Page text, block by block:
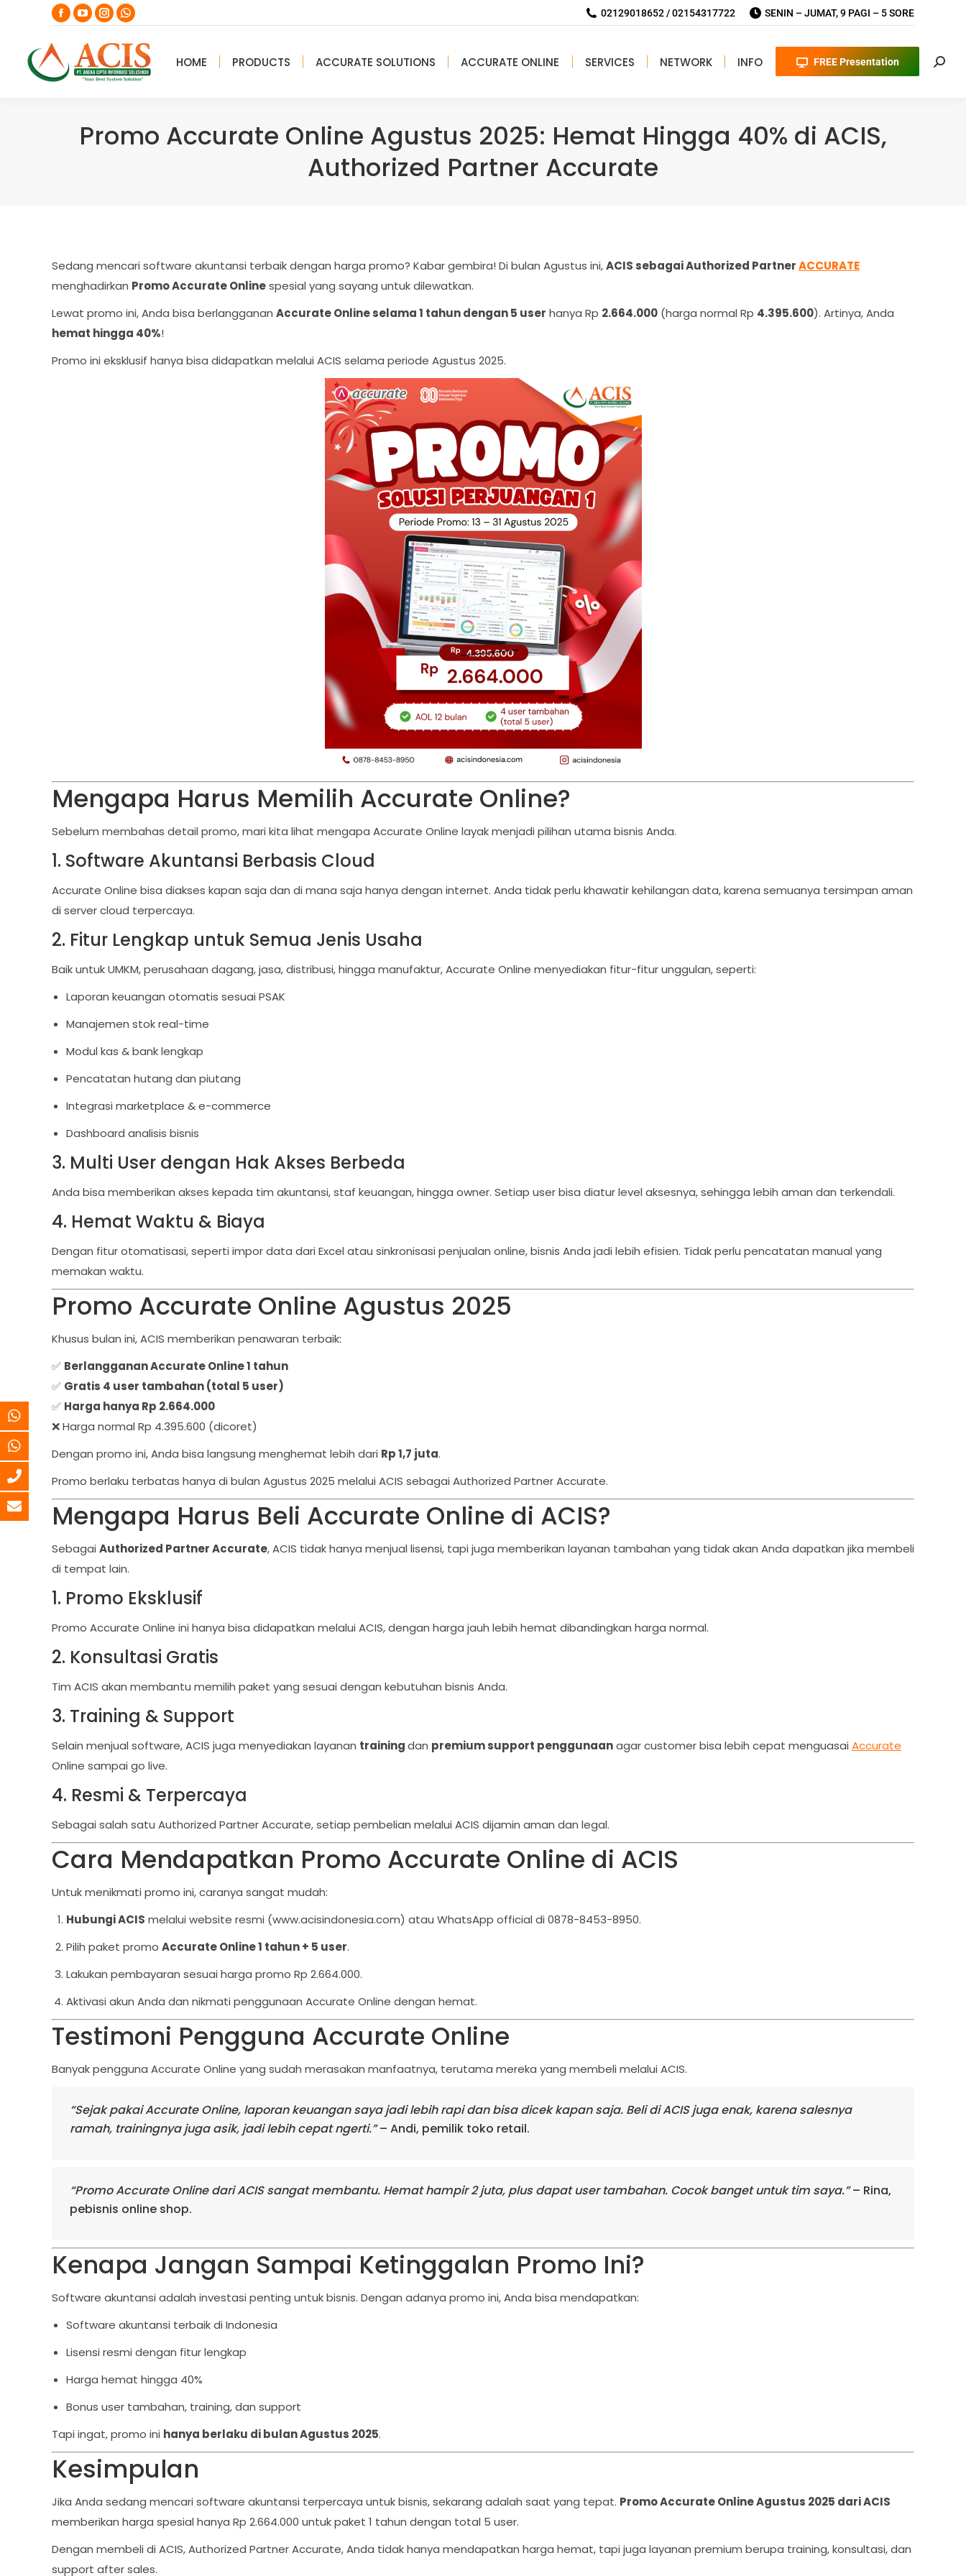
Facebook
page
opens
in
YouTube
page
opens
in
Instagram
page
opens
in
Whatsapp
page
opens
in
02129018652 / 02154317722 SENIN – JUMAT, 9 PAGI – 5 SORE
HOME PRODUCTS ACCURATE SOLUTIONS ACCURATE ONLINE SERVICES NETWORK INFO FREE Presentation
Promo Accurate Online Agustus 2025: Hemat Hingga 40% di ACIS,
Authorized Partner Accurate
Sedang mencari software akuntansi terbaik dengan harga promo? Kabar gembira! Di bulan Agustus ini,ACIS sebagai Authorized PartnerACCURATE
menghadirkan Promo Accurate Onlinespesial yang sayang untuk dilewatkan.
Lewat promo ini, Anda bisa berlangganan Accurate Online selama 1 tahun dengan 5 user hanya Rp 2.664.000 (harga normal Rp 4.395.600). Artinya, Anda
hemat hingga 40%!
Promo ini eksklusif hanya bisa didapatkan melalui ACIS selama periode Agustus 2025.
Mengapa Harus Memilih Accurate Online?
Sebelum membahas detail promo, mari kita lihat mengapa Accurate Online layak menjadi pilihan utama bisnis Anda.
1. Software Akuntansi Berbasis Cloud
Accurate Online bisa diakses kapan saja dan di mana saja hanya dengan internet. Anda tidak perlu khawatir kehilangan data, karena semuanya tersimpan aman
di server cloud terpercaya.
2. Fitur Lengkap untuk Semua Jenis Usaha
Baik untuk UMKM, perusahaan dagang, jasa, distribusi, hingga manufaktur, Accurate Online menyediakan fitur-fitur unggulan, seperti:
Laporan keuangan otomatis sesuai PSAK
Manajemen stok real-time
Modul kas & bank lengkap
Pencatatan hutang dan piutang
Integrasi marketplace & e-commerce
Dashboard analisis bisnis
3. Multi User dengan Hak Akses Berbeda
Anda bisa memberikan akses kepada tim akuntansi, staf keuangan, hingga owner. Setiap user bisa diatur level aksesnya, sehingga lebih aman dan terkendali.
4. Hemat Waktu & Biaya
Dengan fitur otomatisasi, seperti impor data dari Excel atau sinkronisasi penjualan online, bisnis Anda jadi lebih efisien. Tidak perlu pencatatan manual yang
memakan waktu.
Promo Accurate Online Agustus 2025
Khusus bulan ini, ACIS memberikan penawaran terbaik:
✅ Berlangganan Accurate Online 1 tahun
✅ Gratis 4 user tambahan (total 5 user)
✅ Harga hanya Rp 2.664.000
❌ Harga normal Rp 4.395.600 (dicoret)
Dengan promo ini, Anda bisa langsung menghemat lebih dari Rp 1,7 juta.
Promo berlaku terbatas hanya di bulan Agustus 2025 melalui ACIS sebagai Authorized Partner Accurate.
Mengapa Harus Beli Accurate Online di ACIS?
Sebagai Authorized Partner Accurate, ACIS tidak hanya menjual lisensi, tapi juga memberikan layanan tambahan yang tidak akan Anda dapatkan jika membeli
di tempat lain.
1. Promo Eksklusif
Promo Accurate Online ini hanya bisa didapatkan melalui ACIS, dengan harga jauh lebih hemat dibandingkan harga normal.
2. Konsultasi Gratis
Tim ACIS akan membantu memilih paket yang sesuai dengan kebutuhan bisnis Anda.
3. Training & Support
Selain menjual software, ACIS juga menyediakan layanan trainingdan premium support penggunaanagar customer bisa lebih cepat menguasai Accurate
Online sampai go live.
4. Resmi & Terpercaya
Sebagai salah satu Authorized Partner Accurate, setiap pembelian melalui ACIS dijamin aman dan legal.
Cara Mendapatkan Promo Accurate Online di ACIS
Untuk menikmati promo ini, caranya sangat mudah:
Hubungi ACIS melalui website resmi (www.acisindonesia.com) atau WhatsApp official di 0878-8453-8950.
Pilih paket promo Accurate Online 1 tahun + 5 user.
Lakukan pembayaran sesuai harga promo Rp 2.664.000.
Aktivasi akun Anda dan nikmati penggunaan Accurate Online dengan hemat.
Testimoni Pengguna Accurate Online
Banyak pengguna Accurate Online yang sudah merasakan manfaatnya, terutama mereka yang membeli melalui ACIS.
“Sejak pakai Accurate Online, laporan keuangan saya jadi lebih rapi dan bisa dicek kapan saja. Beli di ACIS juga enak, karena salesnya
ramah, trainingnya juga asik, jadi lebih cepat ngerti.”– Andi, pemilik toko retail.
“Promo Accurate Online dari ACIS sangat membantu. Hemat hampir 2 juta, plus dapat user tambahan. Cocok banget untuk tim saya.”– Rina,
pebisnis online shop.
Kenapa Jangan Sampai Ketinggalan Promo Ini?
Software akuntansi adalah investasi penting untuk bisnis. Dengan adanya promo ini, Anda bisa mendapatkan:
Software akuntansi terbaik di Indonesia
Lisensi resmi dengan fitur lengkap
Harga hemat hingga 40%
Bonus user tambahan, training, dan support
Tapi ingat, promo ini hanya berlaku di bulan Agustus 2025.
Kesimpulan
Jika Anda sedang mencari software akuntansi terpercaya untuk bisnis, sekarang adalah saat yang tepat. Promo Accurate Online Agustus 2025 dari ACIS
memberikan harga spesial hanya Rp 2.664.000 untuk paket 1 tahun dengan total 5 user.
Dengan membeli di ACIS, Authorized Partner Accurate, Anda tidak hanya mendapatkan harga hemat, tapi juga layanan premium berupa training, konsultasi, dan
support after sales.